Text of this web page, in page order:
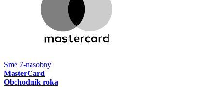
Sme 7-násobný
MasterCard
Obchodník roka